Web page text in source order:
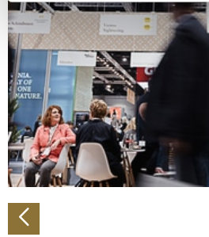
bestimmten Merkmalen
Erfahren Sie mehr darüber, wie
verarbeitet werden, und legen Sie
Abschnitt Einzelheitenfest.
Wir verwenden Cookies, um
personalisieren, Funktionen für
zu können und die Zugriffe auf
analysieren. Außerdem geben wir
Verwendung unserer Website an
soziale Medien, Werbung und
Partner führen diese